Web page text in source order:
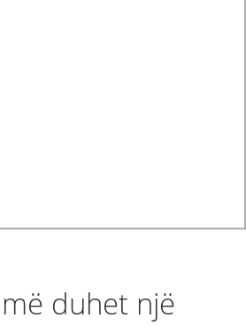
duhet një